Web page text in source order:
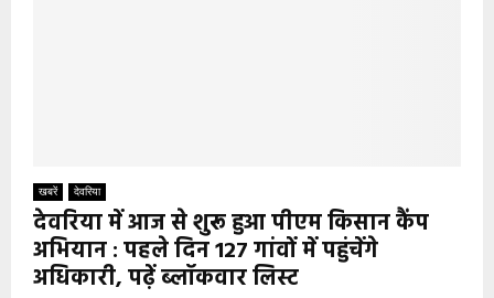
खबरें देवरिया
देवरिया में आज से शुरू हुआ पीएम किसान कैंप
अभियान : पहले दिन 127 गांवों में पहुंचेंगे
अधिकारी, पढ़ें ब्लॉकवार लिस्ट